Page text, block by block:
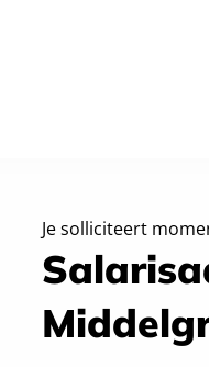
Je solliciteert